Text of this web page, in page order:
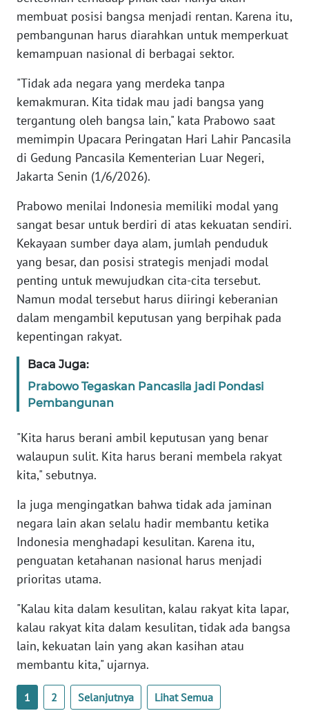
membuat posisi bangsa menjadi rentan. Karena itu,
pembangunan harus diarahkan untuk memperkuat
kemampuan nasional di berbagai sektor.
"Tidak ada negara yang merdeka tanpa
kemakmuran. Kita tidak mau jadi bangsa yang
tergantung oleh bangsa lain," kata Prabowo saat
memimpin Upacara Peringatan Hari Lahir Pancasila
di Gedung Pancasila Kementerian Luar Negeri,
Jakarta Senin (1/6/2026).
Prabowo menilai Indonesia memiliki modal yang
sangat besar untuk berdiri di atas kekuatan sendiri.
Kekayaan sumber daya alam, jumlah penduduk
yang besar, dan posisi strategis menjadi modal
penting untuk mewujudkan cita-cita tersebut.
Namun modal tersebut harus diiringi keberanian
dalam mengambil keputusan yang berpihak pada
kepentingan rakyat.
Baca Juga:
Prabowo Tegaskan Pancasila jadi Pondasi
Pembangunan
"Kita harus berani ambil keputusan yang benar
walaupun sulit. Kita harus berani membela rakyat
kita," sebutnya.
Ia juga mengingatkan bahwa tidak ada jaminan
negara lain akan selalu hadir membantu ketika
Indonesia menghadapi kesulitan. Karena itu,
penguatan ketahanan nasional harus menjadi
prioritas utama.
"Kalau kita dalam kesulitan, kalau rakyat kita lapar,
kalau rakyat kita dalam kesulitan, tidak ada bangsa
lain, kekuatan lain yang akan kasihan atau
membantu kita," ujarnya.
1 2 Selanjutnya Lihat Semua
PEDOMAN
MEDIA
REDAKSI
KARIR
DISCLAIMER
Wahana
News
Regional
WN
SUMUT
WN
JAKARTA
JABAR
BANTEN
WN
WN
KEPRI
WN
WN
PAPUA
BARAT
RIAU